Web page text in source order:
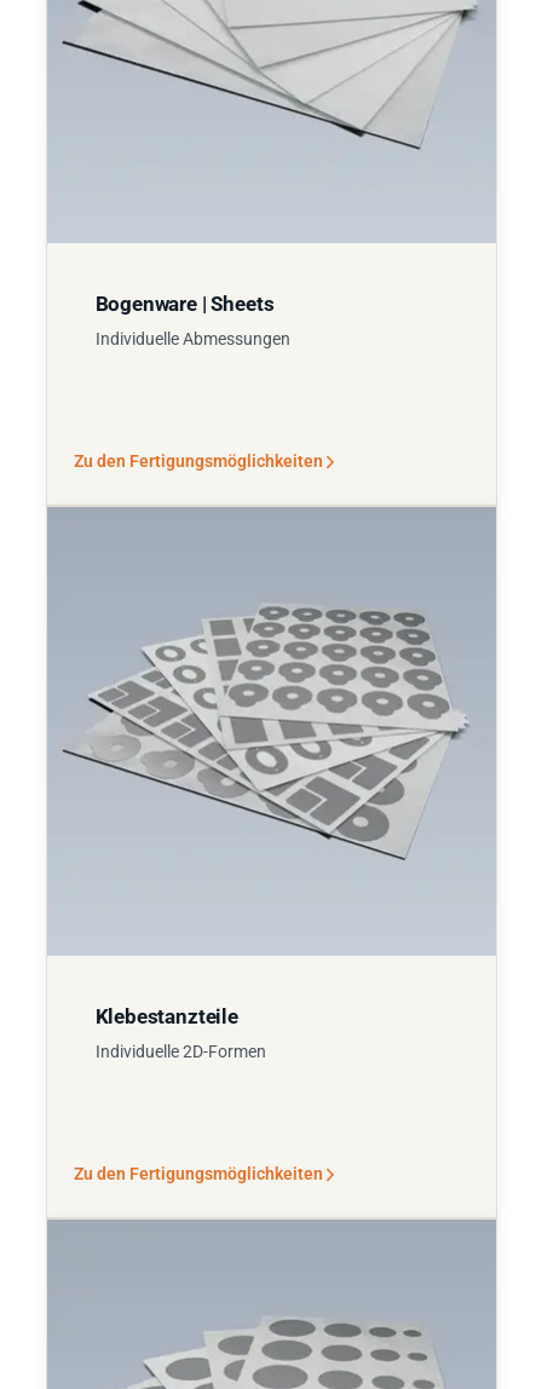
Bogenware | Sheets
Individuelle Abmessungen
Zu den Fertigungsmöglichkeiten
Klebestanzteile
Individuelle 2D-Formen
Zu den Fertigungsmöglichkeiten